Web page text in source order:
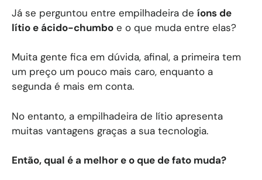
Já se perguntou entre empilhadeira de íons de
lítio e ácido-chumbo e o que muda entre elas?
Muita gente fica em dúvida, afinal, a primeira tem
um preço um pouco mais caro, enquanto a
segunda é mais em conta.
No entanto, a empilhadeira de lítio apresenta
muitas vantagens graças a sua tecnologia.
Então, qual é a melhor e o que de fato muda?